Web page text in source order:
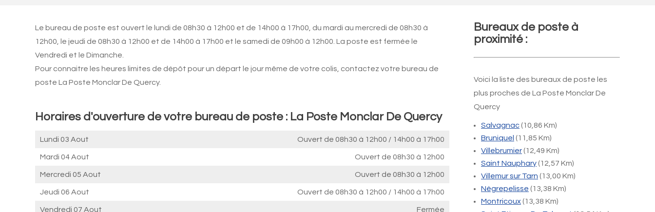
Le bureau de poste est ouvert le lundi de 08h30 à 12h00 et de 14h00 à 17h00, du mardi au mercredi de 08h30 à
12h00, le jeudi de 08h30 à 12h00 et de 14h00 à 17h00 et le samedi de 09h00 à 12h00. La poste est fermée le
Vendredi et le Dimanche.
Pour connaitre les heures limites de dépôt pour un départ le jour même de votre colis, contactez votre bureau de
poste La Poste Monclar De Quercy.
Horaires d'ouverture de votre bureau de poste : La Poste Monclar De Quercy
Lundi 03 Aout Ouvert de 08h30 à 12h00 / 14h00 à 17h00
Mardi 04 Aout Ouvert de 08h30 à 12h00
Mercredi 05 Aout Ouvert de 08h30 à 12h00
Jeudi 06 Aout Ouvert de 08h30 à 12h00 / 14h00 à 17h00
Vendredi 07 Aout Fermée
Bureaux de poste à
proximité :
Voici la liste des bureaux de poste les
plus proches de La Poste Monclar De
Quercy
Salvagnac(10,86 Km)
Bruniquel (11,85 Km)
Villebrumier(12,49 Km)
Saint Nauphary(12,57 Km)
Villemur sur Tarn (13,00 Km)
Nègrepelisse (13,38 Km)
Montricoux(13,38 Km)